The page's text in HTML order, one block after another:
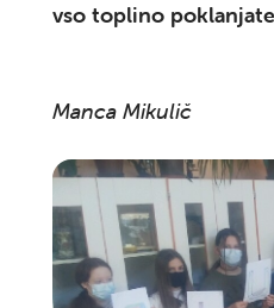
vso toplino
Manca Mikulič